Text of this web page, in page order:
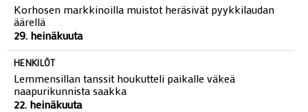
Korhosen markkinoilla muistot heräsivät pyykkilaudan
äärellä
29. heinäkuuta
HENKILÖT
Lemmensillan tanssit houkutteli paikalle väkeä
naapurikunnista saakka
22. heinäkuuta